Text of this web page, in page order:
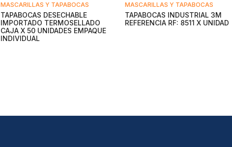
MASCARILLAS Y TAPABOCAS
TAPABOCAS DESECHABLE
IMPORTADO TERMOSELLADO
CAJA X 50 UNIDADES EMPAQUE
INDIVIDUAL
MASCARILLAS Y TAPABOCAS
TAPABOCAS INDUSTRIAL 3M
REFERENCIA RF: 8511 X UNIDAD